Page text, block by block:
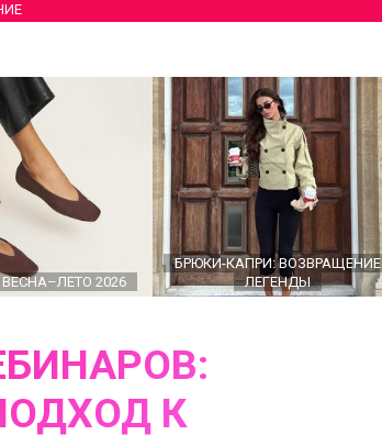
2026
БРЮКИ-КАПРИ: ВОЗВРАЩЕНИЕ
ЛЕГЕНДЫ
К